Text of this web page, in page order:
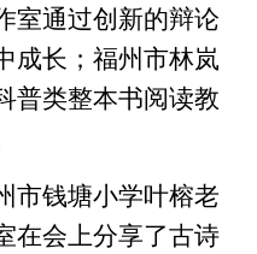
室通过创新的辩论
成长；福州市林岚
普类整本书阅读教
市钱塘小学叶榕老
在会上分享了古诗